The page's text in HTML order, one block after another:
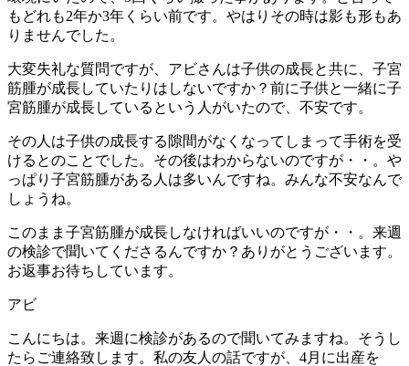
もどれも2年か3年くらい前です。やはりその時は影も形もあ
りませんでした。
大変失礼な質問ですが、アビさんは子供の成長と共に、子宮
筋腫が成長していたりはしないですか？前に子供と一緒に子
宮筋腫が成長しているという人がいたので、不安です。
その人は子供の成長する隙間がなくなってしまって手術を受
けるとのことでした。その後はわからないのですが・・。や
っぱり子宮筋腫がある人は多いんですね。みんな不安なんで
しょうね。
このまま子宮筋腫が成長しなければいいのですが・・。来週
の検診で聞いてくださるんですか？ありがとうございます。
お返事お待ちしています。
アビ
こんにちは。来週に検診があるので聞いてみますね。そうし
たらご連絡致します。私の友人の話ですが、4月に出産を